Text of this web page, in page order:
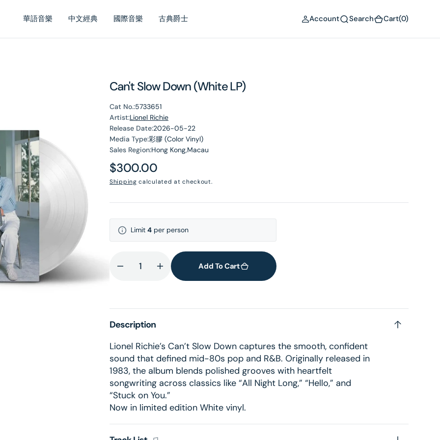
華語音樂 中文經典 國際音樂 古典爵士 Account Search Cart(0)
Can't Slow Down (White LP)
Cat No.:5733651
Artist:Lionel Richie
Release Date:2026-05-22
Media Type:彩膠 (Color Vinyl)
Sales Region:Hong Kong,Macau
Regular
price
$300.00
Shipping calculated at checkout.
Limit 4 per person
Decrease
Can&#39;t
Slow
Down
(White
LP)
Increase
quantity
Can&#39;t
(White
LP)
Add To Cart
Description
Lionel Richie’s Can’t Slow Down captures the smooth, confident
sound that defined mid-80s pop and R&B. Originally released in
1983, the album blends polished grooves with heartfelt
songwriting across classics like “All Night Long,” “Hello,” and
“Stuck on You.”
Now in limited edition White vinyl.